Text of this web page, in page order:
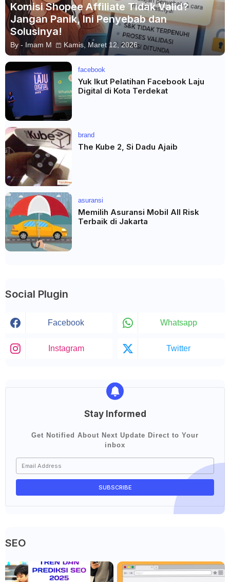
Komisi Shopee Affiliate Tidak Valid?
Jangan Panik, Ini Penyebab dan
Solusinya!
By - Imam M Kamis, Maret 12, 2026
facebook
Yuk Ikut Pelatihan Facebook Laju
Digital di Kota Terdekat
brand
The Kube 2, Si Dadu Ajaib
asuransi
Memilih Asuransi Mobil All Risk
Terbaik di Jakarta
Social Plugin
Facebook Whatsapp
Instagram Twitter
Stay Informed
Get Notified About Next Update Direct to Your
inbox
SEO